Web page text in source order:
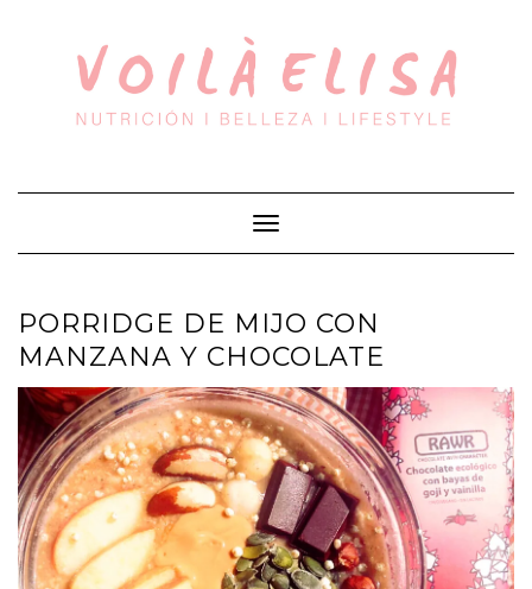
Cambiar
modo
PORRIDGE DE MIJO CON
MANZANA Y CHOCOLATE